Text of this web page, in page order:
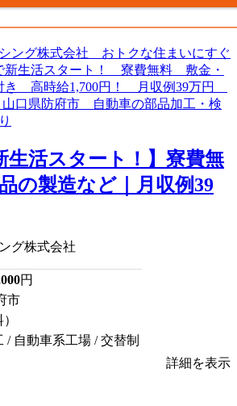
生活スタート！】寮費無
の製造など｜月収例39
グ株式会社
円
市
/ 自動車系工場 / 交替制
詳細を表示